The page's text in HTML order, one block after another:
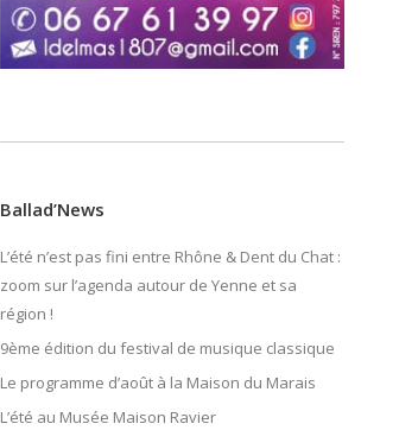
Ballad’News
L’été n’est pas fini entre Rhône & Dent du Chat :
zoom sur l’agenda autour de Yenne et sa
région !
9ème édition du festival de musique classique
Le programme d’août à la Maison du Marais
L’été au Musée Maison Ravier